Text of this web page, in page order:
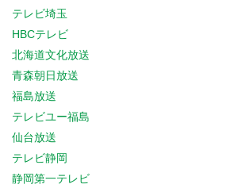
テレビ埼玉
HBCテレビ
北海道文化放送
青森朝日放送
福島放送
テレビユー福島
仙台放送
テレビ静岡
静岡第一テレビ